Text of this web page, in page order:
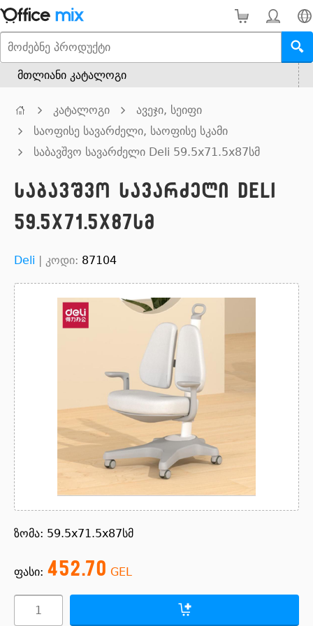
მთლიანი კატალოგი
კატალოგი
ავეჯი, სეიფი
საოფისე სავარძელი, საოფისე სკამი
საბავშვო სავარძელი Deli 59.5x71.5x87სმ
საბავშვო სავარძელი Deli
59.5x71.5x87სმ
Deli | კოდი: 87104
ზომა: 59.5x71.5x87სმ
ფასი: 452.70 GEL